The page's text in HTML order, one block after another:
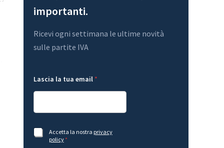
importanti.
Ricevi ogni settimana le ultime novità
sulle partite IVA
a
a
m
a
m
L
s
c
Lascia la tua email *
A
c
Accetta la nostra privacy
policy*